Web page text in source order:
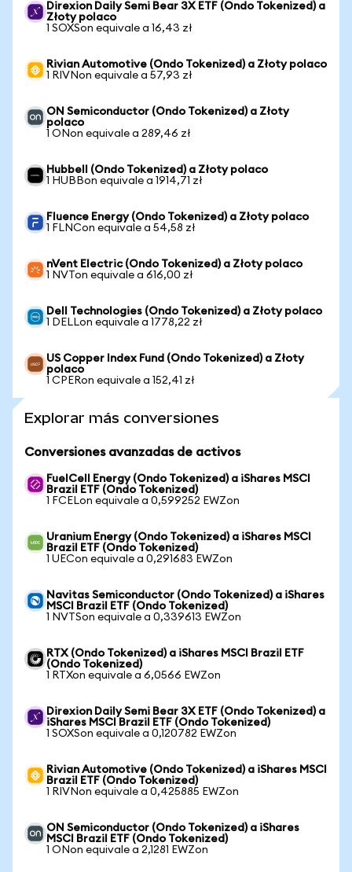
Direxion Daily Semi Bear 3X ETF (Ondo Tokenized) a
Złoty polaco
1 SOXSon equivale a 16,43 zł
Rivian Automotive (Ondo Tokenized) a Złoty polaco
1 RIVNon equivale a 57,93 zł
ON Semiconductor (Ondo Tokenized) a Złoty
polaco
1 ONon equivale a 289,46 zł
Hubbell (Ondo Tokenized) a Złoty polaco
1 HUBBon equivale a 1914,71 zł
Fluence Energy (Ondo Tokenized) a Złoty polaco
1 FLNCon equivale a 54,58 zł
nVent Electric (Ondo Tokenized) a Złoty polaco
1 NVTon equivale a 616,00 zł
Dell Technologies (Ondo Tokenized) a Złoty polaco
1 DELLon equivale a 1778,22 zł
US Copper Index Fund (Ondo Tokenized) a Złoty
polaco
1 CPERon equivale a 152,41 zł
Explorar más conversiones
Conversiones avanzadas de activos
FuelCell Energy (Ondo Tokenized) a iShares MSCI
Brazil ETF (Ondo Tokenized)
1 FCELon equivale a 0,599252 EWZon
Uranium Energy (Ondo Tokenized) a iShares MSCI
Brazil ETF (Ondo Tokenized)
1 UECon equivale a 0,291683 EWZon
Navitas Semiconductor (Ondo Tokenized) a iShares
MSCI Brazil ETF (Ondo Tokenized)
1 NVTSon equivale a 0,339613 EWZon
RTX (Ondo Tokenized) a iShares MSCI Brazil ETF
(Ondo Tokenized)
1 RTXon equivale a 6,0566 EWZon
Direxion Daily Semi Bear 3X ETF (Ondo Tokenized) a
iShares MSCI Brazil ETF (Ondo Tokenized)
1 SOXSon equivale a 0,120782 EWZon
Rivian Automotive (Ondo Tokenized) a iShares MSCI
Brazil ETF (Ondo Tokenized)
1 RIVNon equivale a 0,425885 EWZon
ON Semiconductor (Ondo Tokenized) a iShares
MSCI Brazil ETF (Ondo Tokenized)
1 ONon equivale a 2,1281 EWZon